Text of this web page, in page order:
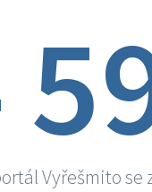
Vyřešmito se